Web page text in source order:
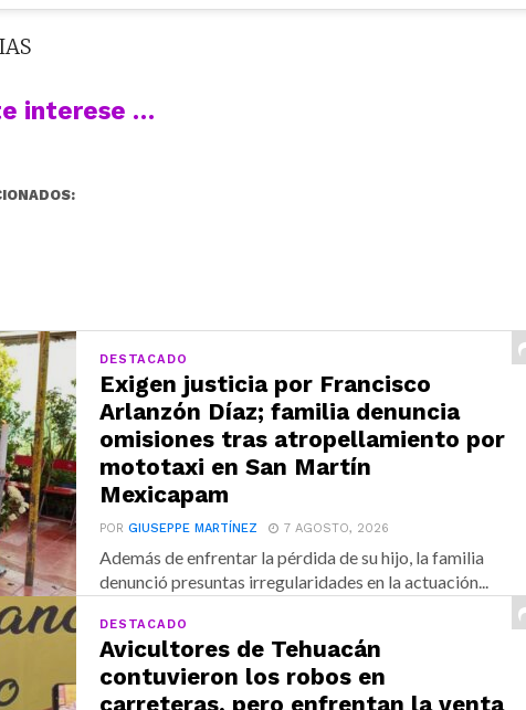
interese …
DESTACADO
Exigen justicia por Francisco
Arlanzón Díaz; familia denuncia
omisiones tras atropellamiento por
mototaxi en San Martín
Mexicapam
PORGIUSEPPE MARTÍNEZ 7 AGOSTO, 2026
Además de enfrentar la pérdida de su hijo, la familia
denunció presuntas irregularidades en la actuación...
DESTACADO
Avicultores de Tehuacán
contuvieron los robos en